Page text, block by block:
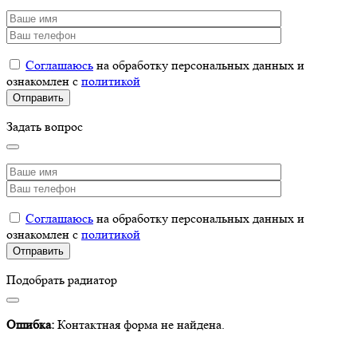
Соглашаюсь на обработку персональных данных и
ознакомлен с политикой
Задать вопрос
Соглашаюсь на обработку персональных данных и
ознакомлен с политикой
Подобрать радиатор
Ошибка: Контактная форма не найдена.